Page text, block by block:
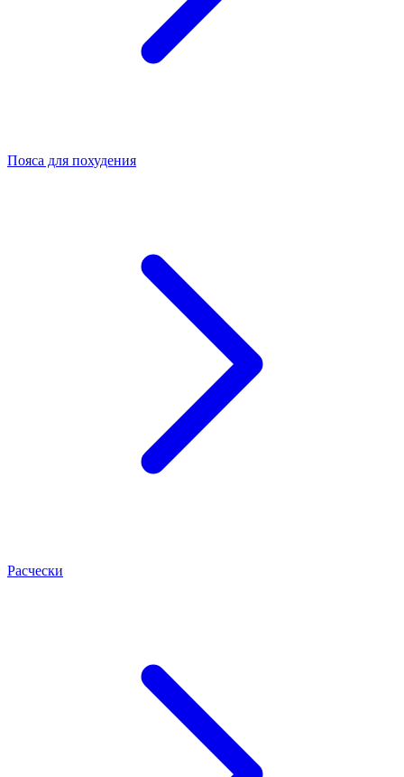
Пояса для похудения
Расчески